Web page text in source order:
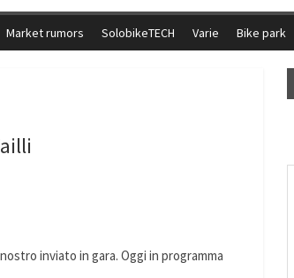
Market rumors SolobikeTECH Varie Bike park
inviato in gara. Oggi in programma